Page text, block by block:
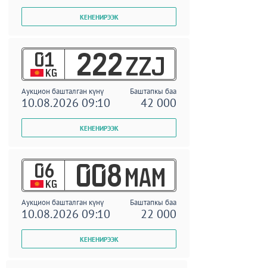
01
KG 222 ZZJ
Аукцион башталган күнү Баштапкы баа
10.08.2026 09:10 42 000
06
KG 008 MAM
Аукцион башталган күнү Баштапкы баа
10.08.2026 09:10 22 000